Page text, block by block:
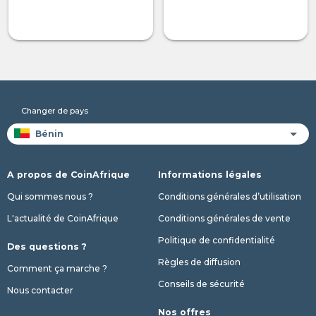
Changer de pays
A propos de CoinAfrique
Qui sommes nous ?
L'actualité de CoinAfrique
Des questions ?
Comment ça marche ?
Nous contacter
Informations légales
Conditions générales d’utilisation
Conditions générales de vente
Politique de confidentialité
Règles de diffusion
Conseils de sécurité
Nos offres